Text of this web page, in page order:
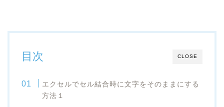
CLOSE
目次
エクセルでセル結合時に文字をそのままにする
方法１